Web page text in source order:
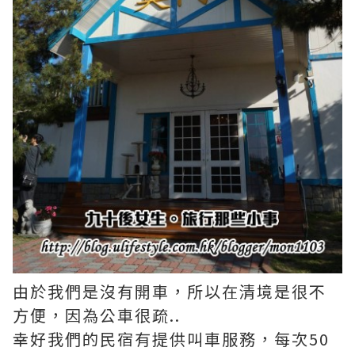
由於我們是沒有開車，所以在清境是很不
方便，因為公車很疏..
幸好我們的民宿有提供叫車服務，每次50